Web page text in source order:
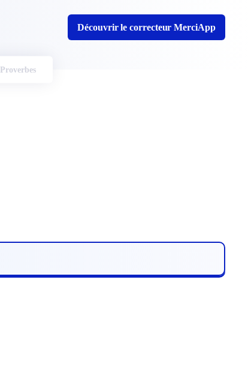
Découvrir le correcteur MerciApp
Proverbes